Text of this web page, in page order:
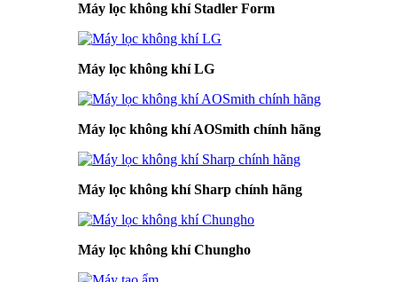
Máy lọc không khí Stadler Form
Máy lọc không khí LG
Máy lọc không khí AOSmith chính hãng
Máy lọc không khí Sharp chính hãng
Máy lọc không khí Chungho